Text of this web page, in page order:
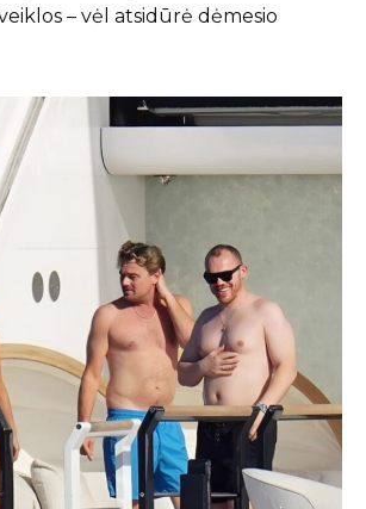
– vėl atsidūrė dėmesio